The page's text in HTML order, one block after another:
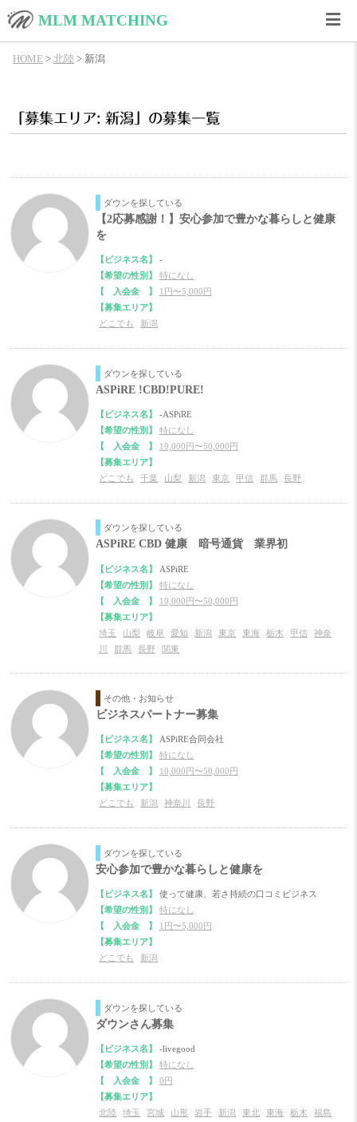
MLM MATCHING
HOME > 北陸 > 新潟
「募集エリア: 新潟」の募集一覧
ダウンを探している
【2応募感謝！】安心参加で豊かな暮らしと健康
を
【ビジネス名】
-
【希望の性別】
特になし
【 入会金 】
1円〜5,000円
【募集エリア】
どこでも
新潟
ダウンを探している
ASPiRE !CBD!PURE!
【ビジネス名】
-ASPiRE
【希望の性別】
特になし
【 入会金 】
10,000円〜50,000円
【募集エリア】
どこでも
|千葉 山梨 新潟 |東京 甲信 群馬 |長野
ダウンを探している
ASPiRE CBD 健康 暗号通貨 業界初
【ビジネス名】
ASPiRE
【希望の性別】
特になし
【 入会金 】
10,000円〜50,000円
【募集エリア】
埼玉
山梨 |岐阜 |愛知 新潟 |東京 |東海 |栃木 甲信 |神奈
川
群馬 |長野 関東
その他・お知らせ
ビジネスパートナー募集
【ビジネス名】
ASPiRE合同会社
【希望の性別】
特になし
【 入会金 】
10,000円〜50,000円
【募集エリア】
どこでも
新潟 |神奈川 |長野
ダウンを探している
安心参加で豊かな暮らしと健康を
【ビジネス名】
使って健康、若さ持続の口コミビジネス
【希望の性別】
特になし
【 入会金 】
1円〜5,000円
【募集エリア】
どこでも
新潟
ダウンを探している
ダウンさん募集
【ビジネス名】
-livegood
【希望の性別】
特になし
【 入会金 】
0円
【募集エリア】
北陸
|埼玉 |宮城 山形 岩手 新潟 |東北 |東海 |栃木 |福島